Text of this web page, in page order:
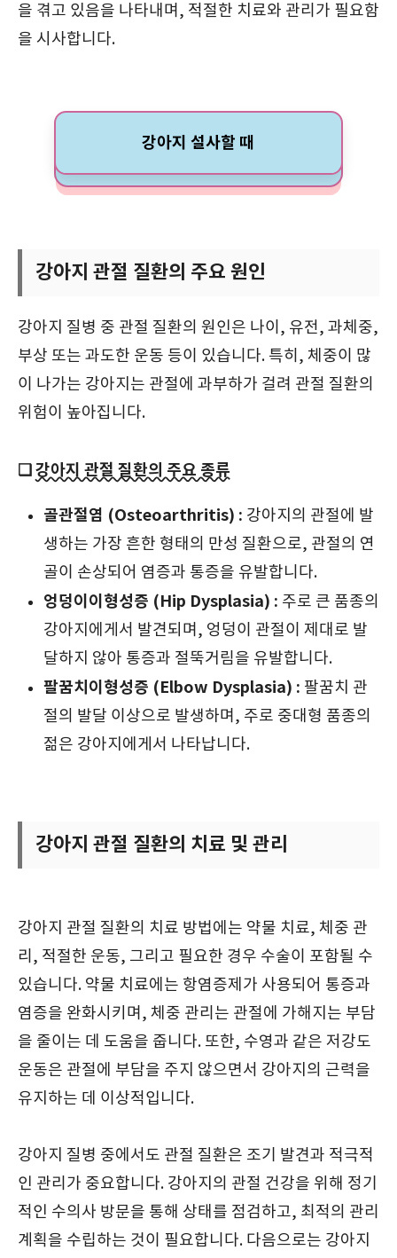
을 겪고 있음을 나타내며, 적절한 치료와 관리가 필요함
을 시사합니다.
강아지 설사할 때
강아지 관절 질환의 주요 원인
강아지 질병 중 관절 질환의 원인은 나이, 유전, 과체중,
부상 또는 과도한 운동 등이 있습니다. 특히, 체중이 많
이 나가는 강아지는 관절에 과부하가 걸려 관절 질환의
위험이 높아집니다.
❑강아지 관절 질환의 주요 종류
골관절염 (Osteoarthritis) : 강아지의 관절에 발
생하는 가장 흔한 형태의 만성 질환으로, 관절의 연
골이 손상되어 염증과 통증을 유발합니다.
엉덩이이형성증 (Hip Dysplasia) : 주로 큰 품종의
강아지에게서 발견되며, 엉덩이 관절이 제대로 발
달하지 않아 통증과 절뚝거림을 유발합니다.
팔꿈치이형성증 (Elbow Dysplasia) : 팔꿈치 관
절의 발달 이상으로 발생하며, 주로 중대형 품종의
젊은 강아지에게서 나타납니다.
강아지 관절 질환의 치료 및 관리
강아지 관절 질환의 치료 방법에는 약물 치료, 체중 관
리, 적절한 운동, 그리고 필요한 경우 수술이 포함될 수
있습니다. 약물 치료에는 항염증제가 사용되어 통증과
염증을 완화시키며, 체중 관리는 관절에 가해지는 부담
을 줄이는 데 도움을 줍니다. 또한, 수영과 같은 저강도
운동은 관절에 부담을 주지 않으면서 강아지의 근력을
유지하는 데 이상적입니다.
강아지 질병 중에서도 관절 질환은 조기 발견과 적극적
인 관리가 중요합니다. 강아지의 관절 건강을 위해 정기
적인 수의사 방문을 통해 상태를 점검하고, 최적의 관리
계획을 수립하는 것이 필요합니다. 다음으로는 강아지